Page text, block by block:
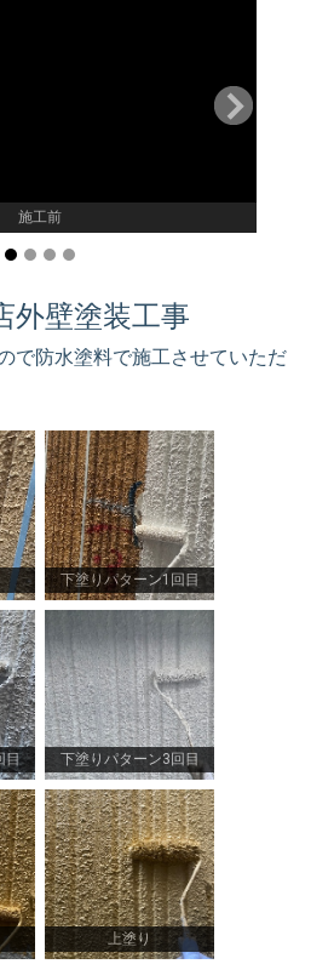
施工前
外壁塗装工事
で防水塗料で施工させていただ
下塗りパターン1回目
目 下塗りパターン3回目
上塗り